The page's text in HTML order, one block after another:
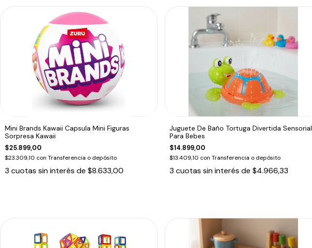
Mini Brands Kawaii Capsula Mini Figuras
Sorpresa Kawaii
$25.899,00
$23.309,10 con Transferencia o depósito
3 cuotas sin interés de $8.633,00
Juguete De Baño Tortuga Divertida Sensorial
Para Bebes
$14.899,00
$13.409,10 con Transferencia o depósito
3 cuotas sin interés de $4.966,33